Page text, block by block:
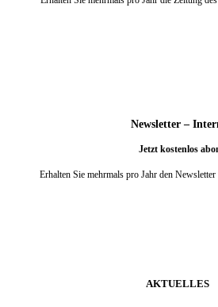
Newsletter –
Jetzt kostenlos
Erhalten Sie mehrmals pro Jahr den
AKTUELLES